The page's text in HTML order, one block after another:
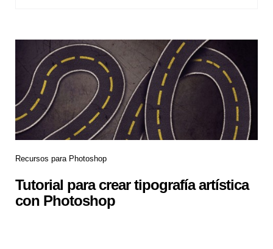
Recursos para Photoshop
Tutorial para crear tipografía artística
con Photoshop